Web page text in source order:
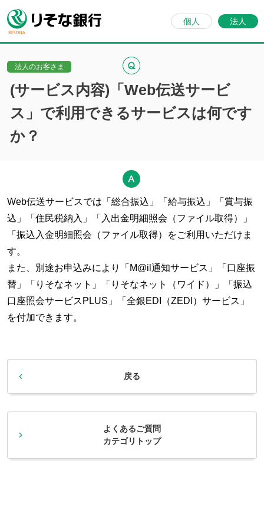
個人 法人
法人のお客さま
(サービス内容)「Web伝送サービ
ス」で利用できるサービスは何です
か？
Web伝送サービスでは「総合振込」「給与振込」「賞与振
込」「住民税納入」「入出金明細照会（ファイル取得）」
「振込入金明細照会（ファイル取得）をご利用いただけま
す。
また、別途お申込みにより「M@il通知サービス」「口座振
替」「りそなネット」「りそなネット（ワイド）」「振込
口座照会サービスPLUS」「全銀EDI（ZEDI）サービス」
を付加できます。
戻る
よくあるご質問
カテゴリトップ